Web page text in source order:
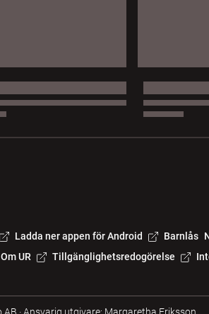
Ladda ner appen för Android Barnlås
Om UR Tillgänglighetsredogörelse